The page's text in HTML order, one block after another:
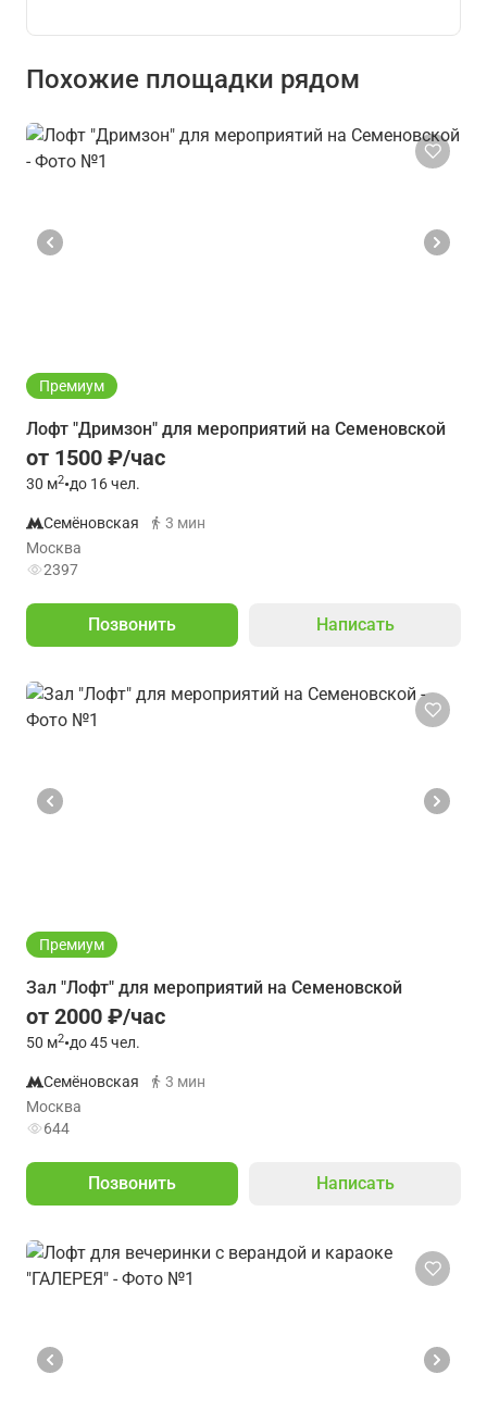
Похожие площадки рядом
Премиум
Лофт "Дримзон" для мероприятий на Семеновской
от 1500 ₽/час
30 м2•до 16 чел.
Семёновская
3 мин
Москва
2397
Позвонить Написать
Премиум
Зал "Лофт" для мероприятий на Семеновской
от 2000 ₽/час
50 м2•до 45 чел.
Семёновская
3 мин
Москва
644
Позвонить Написать